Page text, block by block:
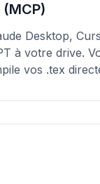
Desktop,
à votre drive.
vos .tex